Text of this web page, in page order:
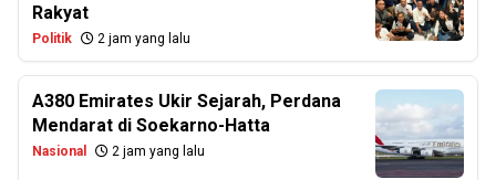
Rakyat
Politik 2 jam yang lalu
A380 Emirates Ukir Sejarah, Perdana
Mendarat di Soekarno-Hatta
Nasional 2 jam yang lalu